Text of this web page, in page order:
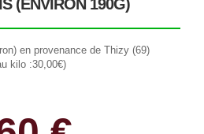
(ENVIRON 190G)
en provenance de Thizy (69)
kilo :30,00€)